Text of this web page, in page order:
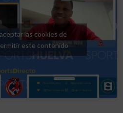
las cookies de
este contenido